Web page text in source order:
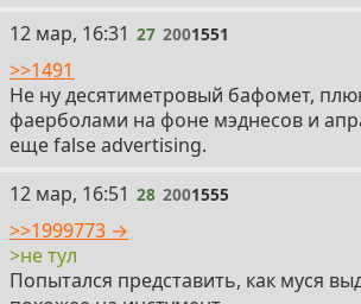
27
12 мар, 16:31 27 2001551
>>1491
Не ну десятиметровый бафомет,
фаерболами на фоне мэднесов и
еще false advertising.
28
12 мар, 16:51 28 2001555
>>1999773 →
>не тул
Попытался представить, как муся